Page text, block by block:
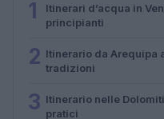
1
Itinerari d’acqua in
principianti
2 Itinerario da Arequipa
tradizioni
3 Itinerario nelle
pratici